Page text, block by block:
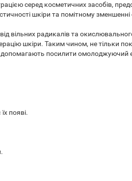
серед косметичних засобів,
шкіри та помітному зменшенні
вільних радикалів та
шкіри. Таким чином, не тільки
посилити омолоджуючий
появі.